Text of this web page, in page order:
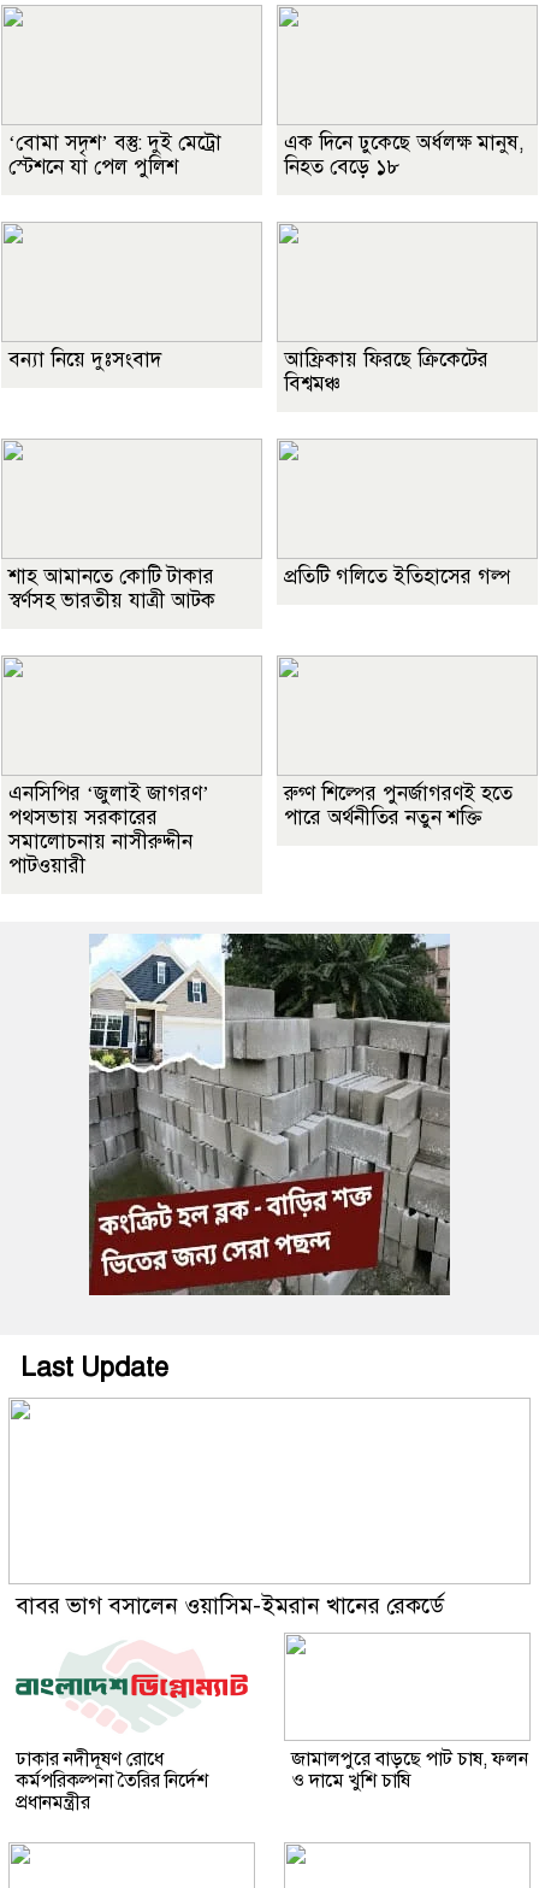
‘বোমা সদৃশ’ বস্তু: দুই মেট্রো
স্টেশনে যা পেল পুলিশ
এক দিনে ঢুকেছে অর্ধলক্ষ মানুষ,
নিহত বেড়ে ১৮
বন্যা নিয়ে দুঃসংবাদ
আফ্রিকায় ফিরছে ক্রিকেটের
বিশ্বমঞ্চ
শাহ আমানতে কোটি টাকার
স্বর্ণসহ ভারতীয় যাত্রী আটক
প্রতিটি গলিতে ইতিহাসের গল্প
এনসিপির ‘জুলাই জাগরণ’
পথসভায় সরকারের
সমালোচনায় নাসীরুদ্দীন
পাটওয়ারী
রুগ্ণ শিল্পের পুনর্জাগরণই হতে
পারে অর্থনীতির নতুন শক্তি
Last Update
বাবর ভাগ বসালেন ওয়াসিম-ইমরান খানের রেকর্ডে
ঢাকার নদীদূষণ রোধে
কর্মপরিকল্পনা তৈরির নির্দেশ
প্রধানমন্ত্রীর
জামালপুরে বাড়ছে পাট চাষ, ফলন
ও দামে খুশি চাষি